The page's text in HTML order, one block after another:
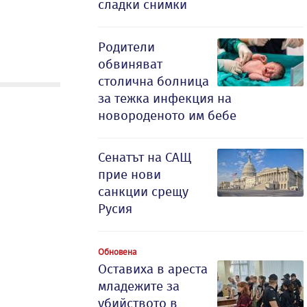
сладки снимки
Родители
обвиняват
столична болница
за тежка инфекция на
новороденото им бебе
Сенатът на САЩ
прие нови
санкции срещу
Русия
Обновена
Оставиха в ареста
младежите за
убийството в